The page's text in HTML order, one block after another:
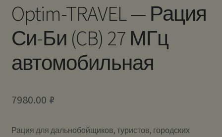
Optim-TRAVEL — Рация
Си-Би (CB) 27 МГц
автомобильная
7980.00 ₽
Рация для дальнобойщиков, туристов, городских